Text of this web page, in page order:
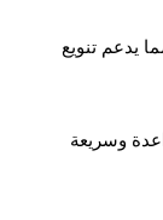
يدعم تنويع
وسريعة